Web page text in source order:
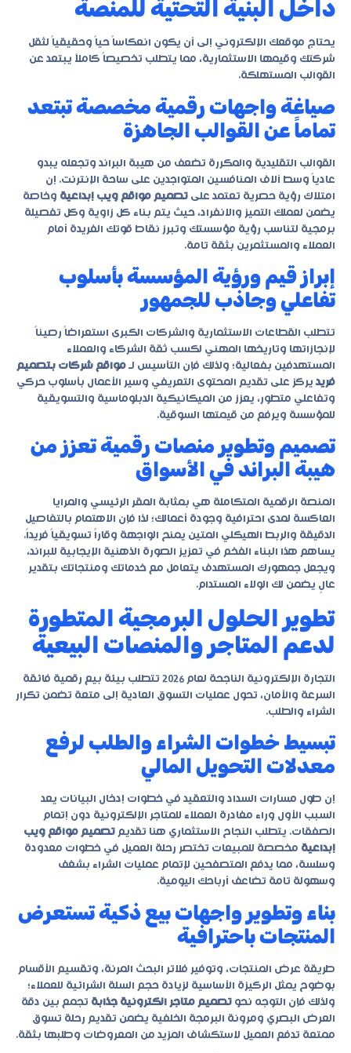
داخل البنية التحتية للمنصة
يحتاج موقعك الإلكتروني إلى أن يكون انعكاساً حياً وحقيقياً لثقل
شركتك وقيمها الاستثمارية، مما يتطلب تخصيصاً كاملاً يبتعد عن
القوالب المستهلكة.
صياغة واجهات رقمية مخصصة تبتعد
تماماً عن القوالب الجاهزة
القوالب التقليدية والمكررة تضعف من هيبة البراند وتجعله يبدو
عادياً وسط آلاف المنافسين المتواجدين على ساحة الإنترنت. إن
امتلاك رؤية حصرية تعتمد على تصميم مواقع ويب إبداعية وخاصة
يضمن لعملك التميز والانفراد، حيث يتم بناء كل زاوية وكل تفصيلة
برمجية لتناسب رؤية مؤسستك وتبرز نقاط قوتك الفريدة أمام
العملاء والمستثمرين بثقة تامة.
إبراز قيم ورؤية المؤسسة بأسلوب
تفاعلي وجاذب للجمهور
تتطلب القطاعات الاستثمارية والشركات الكبرى استعراضاً رصيناً
لإنجازاتها وتاريخها المهني لكسب ثقة الشركاء والعملاء
المستهدفين بفعالية؛ ولذلك فإن التأسيس لـ مواقع شركات بتصميم
فريديركز على تقديم المحتوى التعريفي وسير الأعمال بأسلوب حركي
وتفاعلي متطور، يعزز من الميكانيكية الدبلوماسية والتسويقية
للمؤسسة ويرفع من قيمتها السوقية.
تصميم وتطوير منصات رقمية تعزز من
هيبة البراند في الأسواق
المنصة الرقمية المتكاملة هي بمثابة المقر الرئيسي والمرايا
العاكسة لمدى احترافية وجودة أعمالك؛ لذا فإن الاهتمام بالتفاصيل
الدقيقة والربط الهيكلي المتين يمنح الواجهة وقاراً تسويقياً فريداً.
يساهم هذا البناء الفخم في تعزيز الصورة الذهنية الإيجابية للبراند،
ويجعل جمهورك المستهدف يتعامل مع خدماتك ومنتجاتك بتقدير
عالٍ يضمن لك الولاء المستدام.
تطوير الحلول البرمجية المتطورة
لدعم المتاجر والمنصات البيعية
التجارة الإلكترونية الناجحة لعام 2026 تتطلب بيئة بيع رقمية فائقة
السرعة والأمان، تحول عمليات التسوق العادية إلى متعة تضمن تكرار
الشراء والطلب.
تبسيط خطوات الشراء والطلب لرفع
معدلات التحويل المالي
إن طول مسارات السداد والتعقيد في خطوات إدخال البيانات يعد
السبب الأول وراء مغادرة العملاء للمتاجر الإلكترونية دون إتمام
الصفقات. يتطلب النجاح الاستثماري هنا تقديم تصميم مواقع ويب
إبداعية مخصصة للمبيعات تختصر رحلة العميل في خطوات معدودة
وسلسة، مما يدفع المتصفحين لإتمام عمليات الشراء بشغف
وسهولة تامة تضاعف أرباحك اليومية.
بناء وتطوير واجهات بيع ذكية تستعرض
المنتجات باحترافية
طريقة عرض المنتجات، وتوفير فلاتر البحث المرنة، وتقسيم الأقسام
بوضوح يمثل الركيزة الأساسية لزيادة حجم السلة الشرائية للعملاء؛
ولذلك فإن التوجه نحو تصميم متاجر الكترونية جذابة تجمع بين دقة
العرض البصري ومرونة البرمجة الخلفية يضمن تقديم رحلة تسوق
ممتعة تدفع العميل لاستكشاف المزيد من المعروضات وطلبها بثقة.